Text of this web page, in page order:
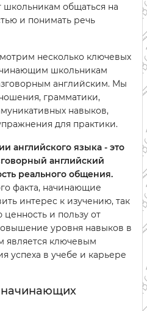
общаться на
и понимать речь
несколько ключевых
школьникам
английским. Мы
грамматики,
навыков,
для практики.
английского языка - это
английский
реального общения.
факта, начинающие
интерес к изучению, так
ценность и пользу от
уровня навыков в
является ключевым
успеха в учебе и карьере
начинающих